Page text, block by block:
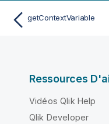
getContextVariable
Ressources
Vidéos Qlik Help
Qlik Developer